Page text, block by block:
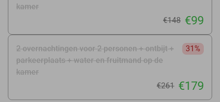
kamer
€148 €99
2 overnachtingen voor 2 personen + ontbijt +
parkeerplaats + water en fruitmand op de
kamer
31%
€261 €179